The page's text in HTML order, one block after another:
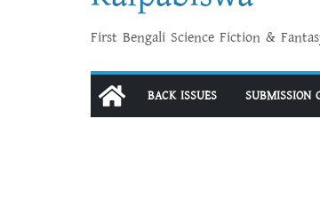
First Bengali Science Fiction &
BACK ISSUES SUBMISSION